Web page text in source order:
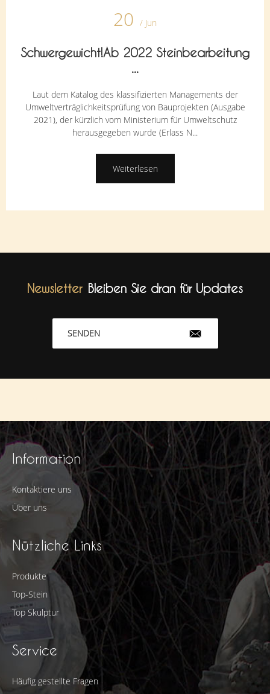
20 / Jun
Schwergewicht!Ab 2022 Steinbearbeitung
...
Laut dem Katalog des klassifizierten Managements der
Umweltverträglichkeitsprüfung von Bauprojekten (Ausgabe
2021), der kürzlich vom Ministerium für Umweltschutz
herausgegeben wurde (Erlass N...
Weiterlesen
Newsletter Bleiben Sie dran für Updates
SENDEN
Information
Kontaktiere uns
Über uns
Nützliche Links
Produkte
Top-Stein
Top Skulptur
Service
Häufig gestellte Fragen